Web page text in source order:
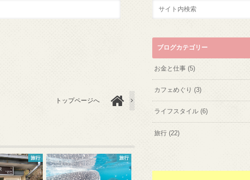
トップページへ
旅行 旅行
ブログカテゴリー
お金と仕事 (5)
カフェめぐり (3)
ライフスタイル (6)
旅行 (22)